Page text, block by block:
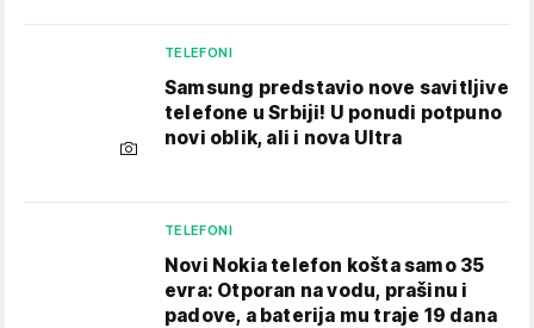
TELEFONI
Samsung predstavio nove savitljive
telefone u Srbiji! U ponudi potpuno
novi oblik, ali i nova Ultra
TELEFONI
Novi Nokia telefon košta samo 35
evra: Otporan na vodu, prašinu i
padove, a baterija mu traje 19 dana